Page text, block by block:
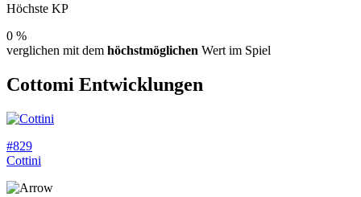
Höchste KP
0 %
verglichen mit dem höchstmöglichen Wert im Spiel
Cottomi Entwicklungen
#829
Cottini